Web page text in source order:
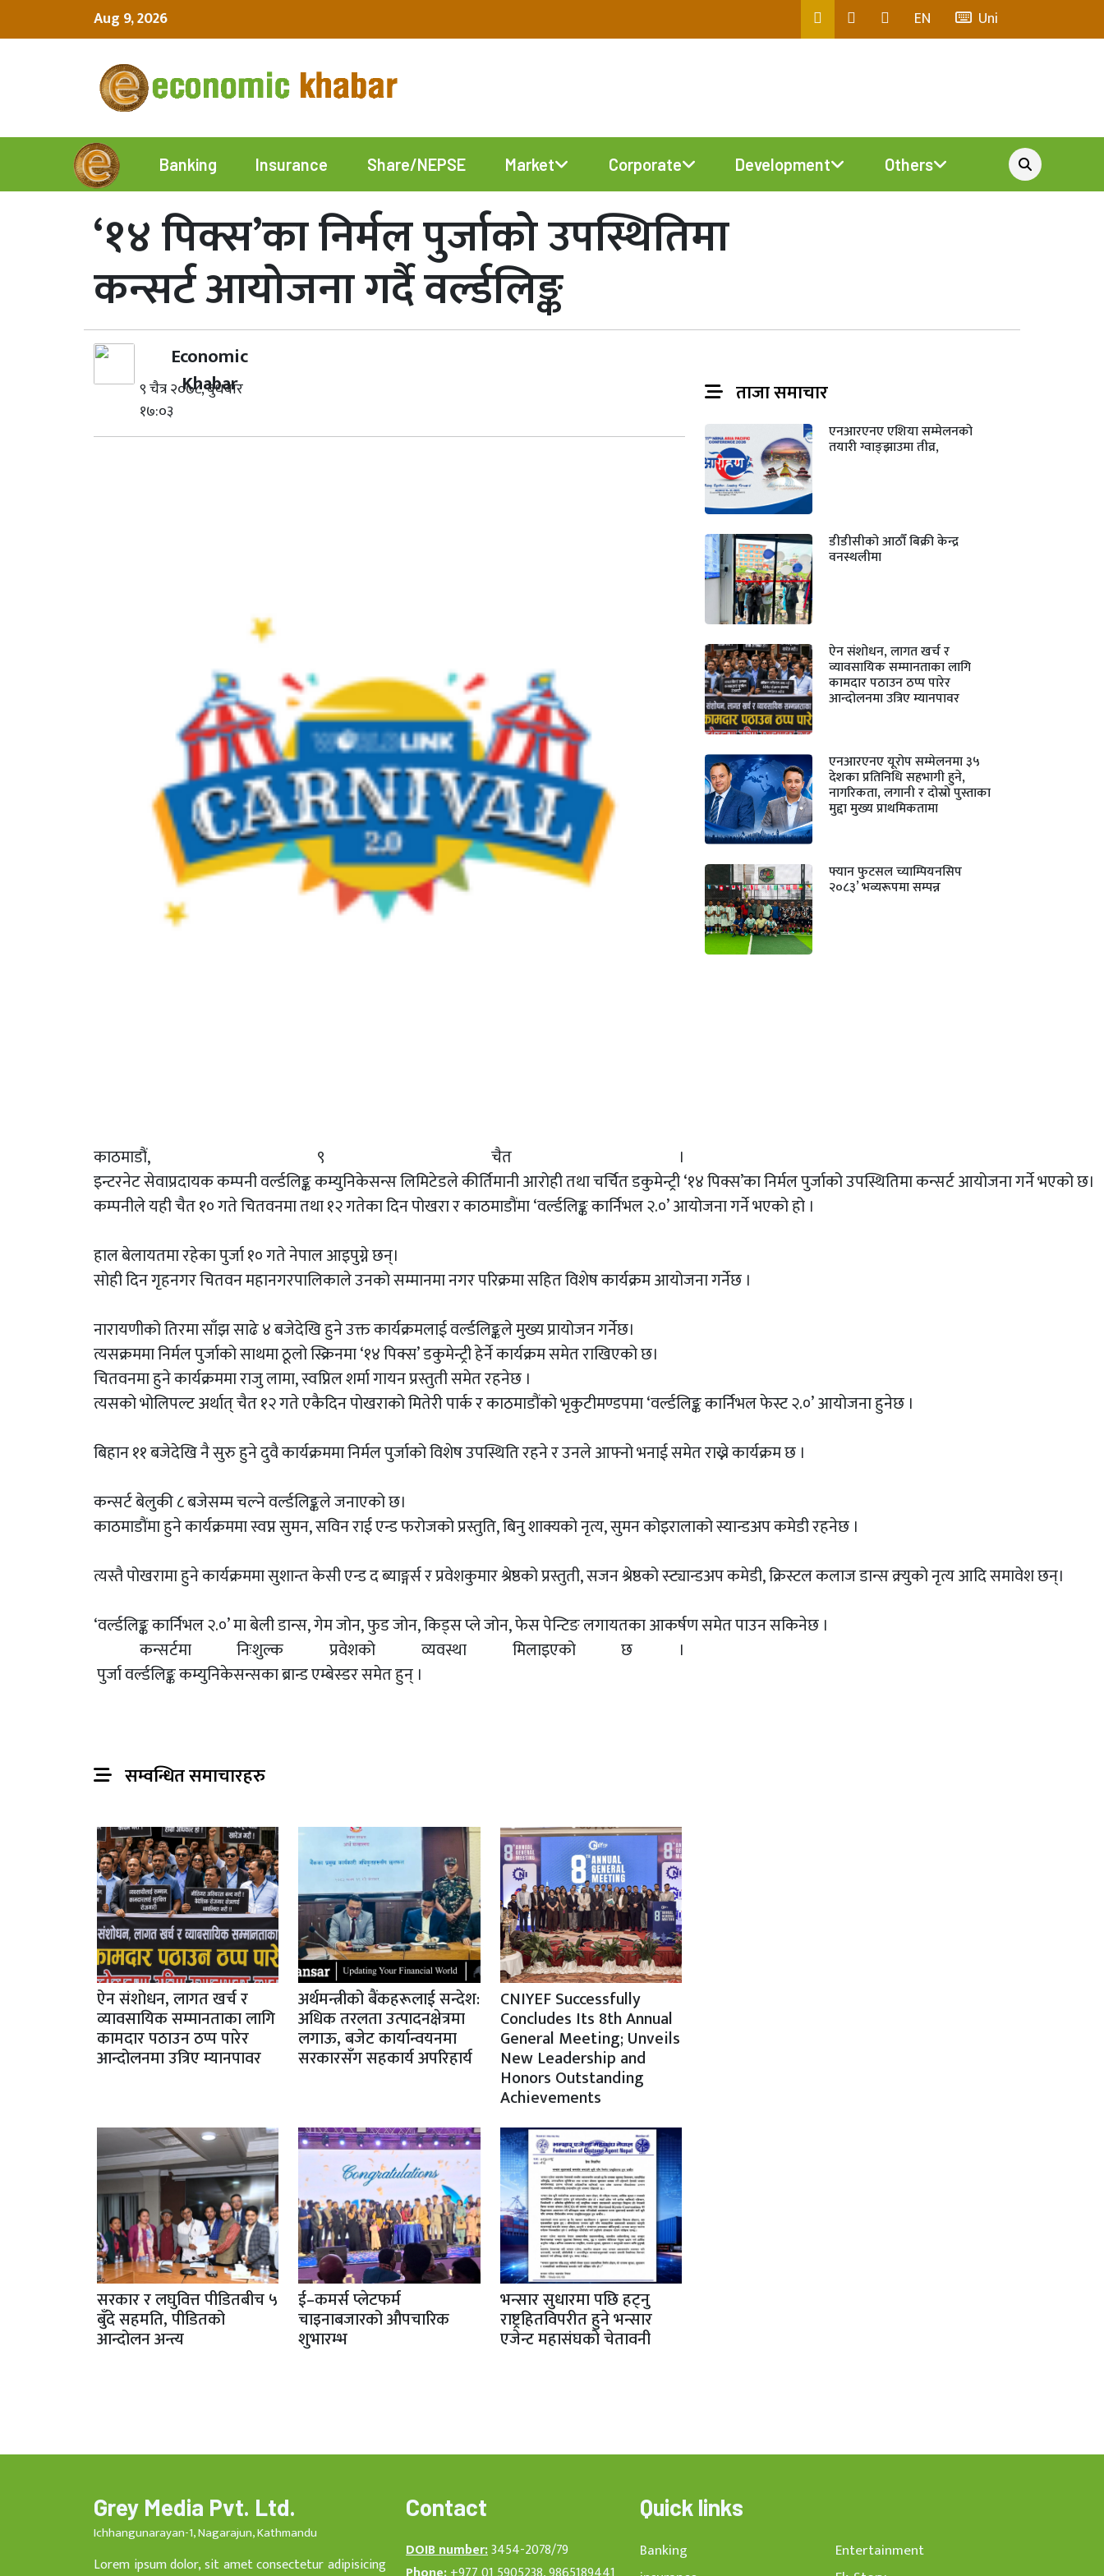
Aug 9, 2026 EN Uni
Banking Insurance Share/NEPSE Market Corporate Development Others
‘१४ पिक्स’का निर्मल पुर्जाको उपस्थितिमा
कन्सर्ट आयोजना गर्दै वर्ल्डलिङ्क
Economic
Khabar
९ चैत्र २०७८, बुधबार
१७:०३
काठमाडौं, ९ चैत ।
इन्टरनेट सेवाप्रदायक कम्पनी वर्ल्डलिङ्क कम्युनिकेसन्स लिमिटेडले कीर्तिमानी आरोही तथा चर्चित डकुमेन्ट्री ‘१४ पिक्स’का निर्मल पुर्जाको उपस्थितिमा कन्सर्ट आयोजना गर्ने भएको छ।
कम्पनीले यही चैत १० गते चितवनमा तथा १२ गतेका दिन पोखरा र काठमाडौंमा ‘वर्ल्डलिङ्क कार्निभल २.०’ आयोजना गर्ने भएको हो ।
हाल बेलायतमा रहेका पुर्जा १० गते नेपाल आइपुग्ने छन्।
सोही दिन गृहनगर चितवन महानगरपालिकाले उनको सम्मानमा नगर परिक्रमा सहित विशेष कार्यक्रम आयोजना गर्नेछ ।
नारायणीको तिरमा साँझ साढे ४ बजेदेखि हुने उक्त कार्यक्रमलाई वर्ल्डलिङ्कले मुख्य प्रायोजन गर्नेछ।
त्यसक्रममा निर्मल पुर्जाको साथमा ठूलो स्क्रिनमा ‘१४ पिक्स’ डकुमेन्ट्री हेर्ने कार्यक्रम समेत राखिएको छ।
चितवनमा हुने कार्यक्रममा राजु लामा, स्वप्निल शर्मा गायन प्रस्तुती समेत रहनेछ ।
त्यसको भोलिपल्ट अर्थात् चैत १२ गते एकैदिन पोखराको मितेरी पार्क र काठमाडौंको भृकुटीमण्डपमा ‘वर्ल्डलिङ्क कार्निभल फेस्ट २.०’ आयोजना हुनेछ ।
बिहान ११ बजेदेखि नै सुरु हुने दुवै कार्यक्रममा निर्मल पुर्जाको विशेष उपस्थिति रहने र उनले आफ्नो भनाई समेत राख्ने कार्यक्रम छ ।
कन्सर्ट बेलुकी ८ बजेसम्म चल्ने वर्ल्डलिङ्कले जनाएको छ।
काठमाडौंमा हुने कार्यक्रममा स्वप्न सुमन, सविन राई एन्ड फरोजको प्रस्तुति, बिनु शाक्यको नृत्य, सुमन कोइरालाको स्यान्डअप कमेडी रहनेछ ।
त्यस्तै पोखरामा हुने कार्यक्रममा सुशान्त केसी एन्ड द ब्याङ्गर्स र प्रवेशकुमार श्रेष्ठको प्रस्तुती, सजन श्रेष्ठको स्ट्यान्डअप कमेडी, क्रिस्टल कलाज डान्स क्र्युको नृत्य आदि समावेश छन्।
‘वर्ल्डलिङ्क कार्निभल २.०’ मा बेली डान्स, गेम जोन, फुड जोन, किड्स प्ले जोन, फेस पेन्टिङ लगायतका आकर्षण समेत पाउन सकिनेछ ।
कन्सर्टमा निःशुल्क प्रवेशको व्यवस्था मिलाइएको छ ।
पुर्जा वर्ल्डलिङ्क कम्युनिकेसन्सका ब्रान्ड एम्बेस्डर समेत हुन् ।
सम्वन्धित समाचारहरु
ऐन संशोधन, लागत खर्च र
व्यावसायिक सम्मानताका लागि
कामदार पठाउन ठप्प पारेर
आन्दोलनमा उत्रिए म्यानपावर
अर्थमन्त्रीको बैंकहरूलाई सन्देश:
अधिक तरलता उत्पादनक्षेत्रमा
लगाऊ, बजेट कार्यान्वयनमा
सरकारसँग सहकार्य अपरिहार्य
CNIYEF Successfully
Concludes Its 8th Annual
General Meeting; Unveils
New Leadership and
Honors Outstanding
Achievements
सरकार र लघुवित्त पीडितबीच ५
बुँदे सहमति, पीडितको
आन्दोलन अन्त्य
ई–कमर्स प्लेटफर्म
चाइनाबजारको औपचारिक
शुभारम्भ
भन्सार सुधारमा पछि हट्नु
राष्ट्रहितविपरीत हुने भन्सार
एजेन्ट महासंघको चेतावनी
ताजा समाचार
एनआरएनए एशिया सम्मेलनको
तयारी ग्वाङ्झाउमा तीव्र,
डीडीसीको आठौँ बिक्री केन्द्र
वनस्थलीमा
ऐन संशोधन, लागत खर्च र
व्यावसायिक सम्मानताका लागि
कामदार पठाउन ठप्प पारेर
आन्दोलनमा उत्रिए म्यानपावर
एनआरएनए यूरोप सम्मेलनमा ३५
देशका प्रतिनिधि सहभागी हुने,
नागरिकता, लगानी र दोस्रो पुस्ताका
मुद्दा मुख्य प्राथमिकतामा
फ्यान फुटसल च्याम्पियनसिप
२०८३’ भव्यरूपमा सम्पन्न
Grey Media Pvt. Ltd.
Ichhangunarayan-1, Nagarajun, Kathmandu
Lorem ipsum dolor, sit amet consectetur adipisicing
Contact
DOIB number:3454-2078/79
Quick links
Banking
Entertainment